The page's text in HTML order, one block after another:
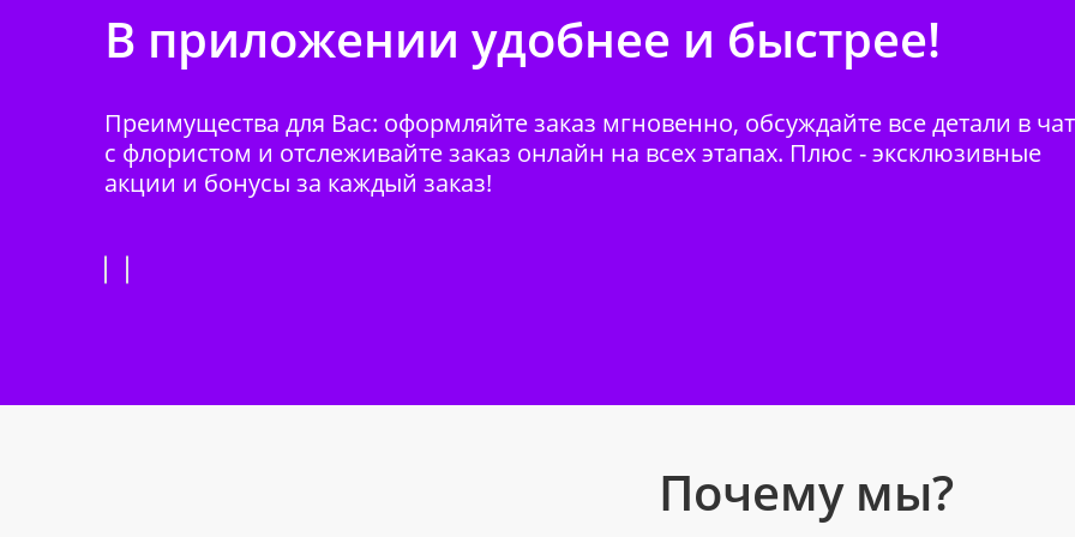
В приложении удобнее и быстрее!
Преимущества для Вас: оформляйте заказ мгновенно, обсуждайте все детали в
с флористом и отслеживайте заказ онлайн на всех этапах. Плюс - эксклюзивные
акции и бонусы за каждый заказ!
Почему мы?